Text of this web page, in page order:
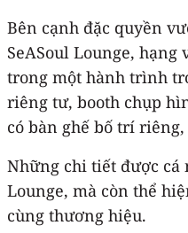
Bên cạnh đặc quyền
SeASoul Lounge, hạng
trong một hành trình
riêng tư, booth chụp
có bàn ghế bố trí
Những chi tiết được cá
Lounge, mà còn thể
cùng thương hiệu.